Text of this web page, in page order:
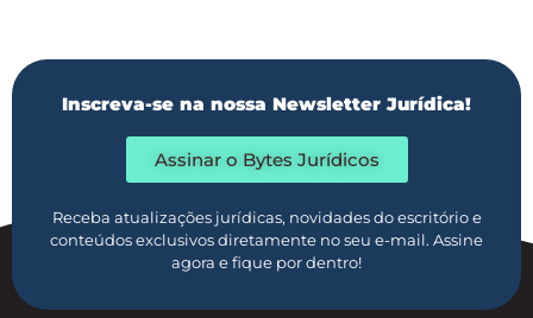
Inscreva-se na nossa Newsletter Jurídica!
Assinar o Bytes Jurídicos
Receba atualizações jurídicas, novidades do escritório e
conteúdos exclusivos diretamente no seu e-mail. Assine
agora e fique por dentro!